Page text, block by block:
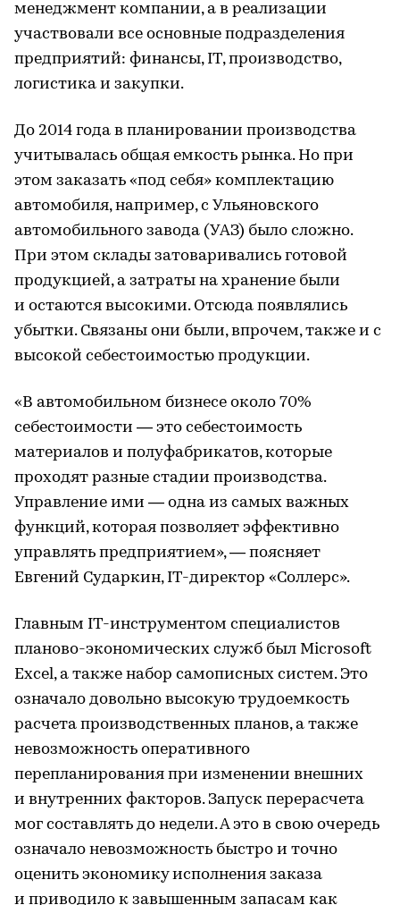
менеджмент компании, а в реализации
участвовали все основные подразделения
предприятий: финансы, IT, производство,
логистика и закупки.
До 2014 года в планировании производства
учитывалась общая емкость рынка. Но при
этом заказать «под себя» комплектацию
автомобиля, например, с Ульяновского
автомобильного завода (УАЗ) было сложно.
При этом склады затоваривались готовой
продукцией, а затраты на хранение были
и остаются высокими. Отсюда появлялись
убытки. Связаны они были, впрочем, также и с
высокой себестоимостью продукции.
«В автомобильном бизнесе около 70%
себестоимости — это себестоимость
материалов и полуфабрикатов, которые
проходят разные стадии производства.
Управление ими — одна из самых важных
функций, которая позволяет эффективно
управлять предприятием», — поясняет
Евгений Сударкин, IT-директор «Соллерс».
Главным IT-инструментом специалистов
планово-экономических служб был Microsoft
Excel, а также набор самописных систем. Это
означало довольно высокую трудоемкость
расчета производственных планов, а также
невозможность оперативного
перепланирования при изменении внешних
и внутренних факторов. Запуск перерасчета
мог составлять до недели. А это в свою очередь
означало невозможность быстро и точно
оценить экономику исполнения заказа
и приводило к завышенным запасам как